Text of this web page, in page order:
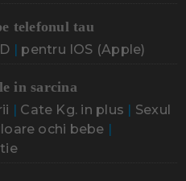
telefonul tau
| pentru IOS (Apple)
in sarcina
| Cate Kg. in plus | Sexul
ochi bebe |